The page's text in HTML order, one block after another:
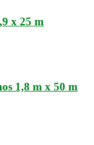
x 25 m
1,8 m x 50 m